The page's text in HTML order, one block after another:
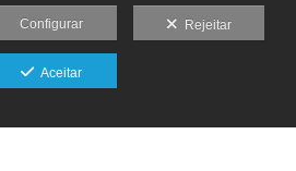
Configurar Rejeitar
Aceitar